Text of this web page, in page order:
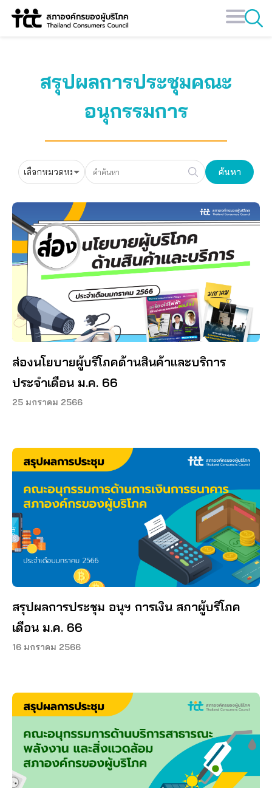
Skip
สรุปผลการประชุมคณะ
อนุกรรมการ
ค้นหา
ส่องนโยบายผู้บริโภคด้านสินค้าและบริการ
ประจำเดือน ม.ค. 66
25 มกราคม 2566
สรุปผลการประชุม อนุฯ การเงิน สภาผู้บริโภค
เดือน ม.ค. 66
16 มกราคม 2566